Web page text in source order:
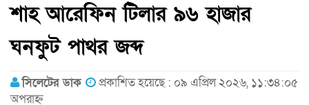
শাহ আরেফিন টিলার ৯৬ হাজার
ঘনফুট পাথর জব্দ
সিলেটের ডাক
প্রকাশিত হয়েছে : ০৯ এপ্রিল ২০২৬, ১১:৩৪:০৫
অপরাহ্ন